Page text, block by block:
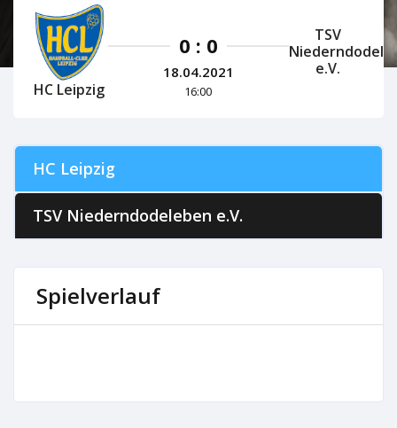
HC Leipzig
0 : 0
18.04.2021
16:00
TSV
e.V.
HC Leipzig
TSV Niederndodeleben e.V.
Spielverlauf